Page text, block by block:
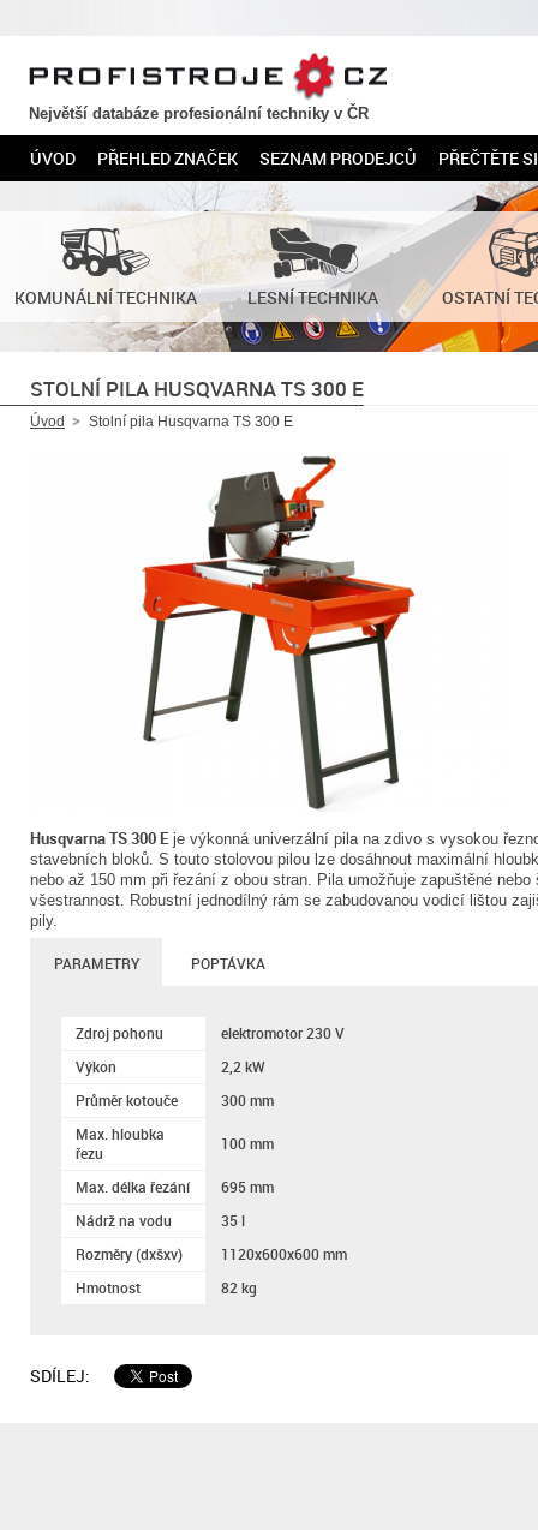
PROFISTROJE.CZ
Největší databáze profesionální techniky v ČR
ÚVOD PŘEHLED ZNAČEK SEZNAM PRODEJCŮ PŘEČTĚTE SI
KOMUNÁLNÍ TECHNIKA LESNÍ TECHNIKA OSTATNÍ
STOLNÍ PILA HUSQVARNA TS 300 E
Úvod Stolní pila Husqvarna TS 300 E
Husqvarna TS 300 Eje výkonná univerzální pila na zdivo s vysokou
stavebních bloků. S touto stolovou pilou lze dosáhnout maximální
nebo až 150 mm při řezání z obou stran. Pila umožňuje zapuštěné
všestrannost. Robustní jednodílný rám se zabudovanou vodicí lištou
pily.
PARAMETRY POPTÁVKA
Zdroj pohonu
elektromotor 230 V
Výkon
2,2 kW
Průměr kotouče
300 mm
Max. hloubka
řezu
100 mm
Max. délka řezání
695 mm
Nádrž na vodu
35 l
Rozměry (dxšxv)
1120x600x600 mm
Hmotnost
82 kg
SDÍLEJ: